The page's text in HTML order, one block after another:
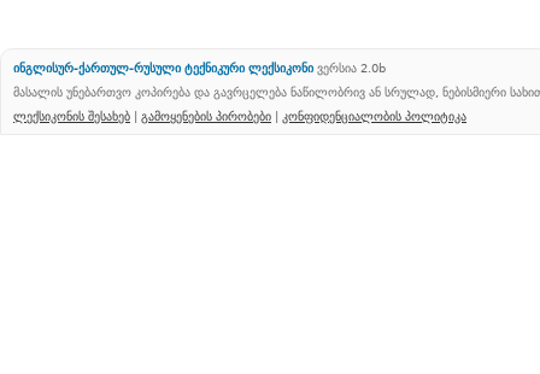
ინგლისურ-ქართულ-რუსული ტექნიკური ლექსიკონი ვერსია 2.0b
მასალის უნებართვო კოპირება და გავრცელება ნაწილობრივ ან სრულად, ნებისმიერი
ლექსიკონის შესახებ | გამოყენების პირობები | კონფიდენციალობის პოლიტიკა